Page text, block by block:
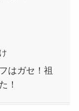
はガセ！祖
！